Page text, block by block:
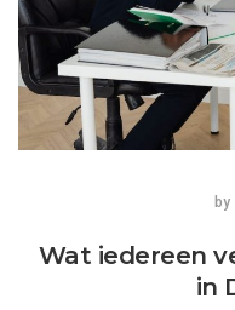
by
Wat iedereen
in